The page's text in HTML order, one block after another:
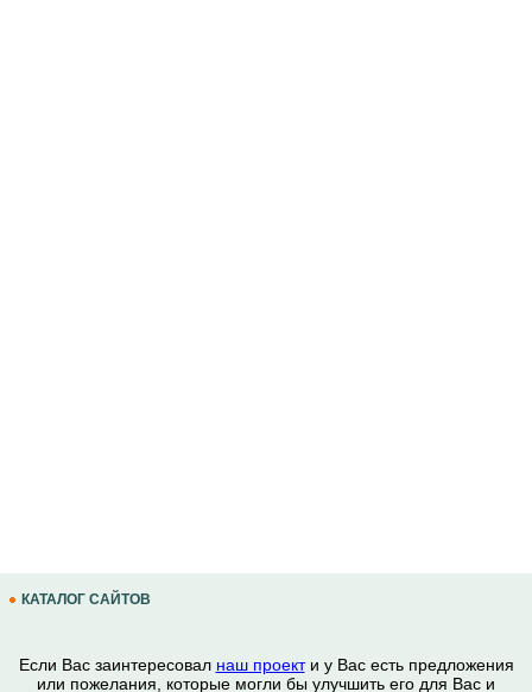
КАТАЛОГ САЙТОВ
Если Вас заинтересовал наш проекти у Вас есть предложения
или пожелания, которые могли бы улучшить его для Вас и